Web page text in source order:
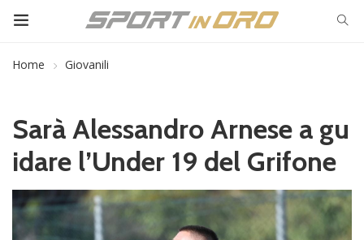
Home Giovanili
Sarà Alessandro Arnese a gu
idare l’Under 19 del Grifone